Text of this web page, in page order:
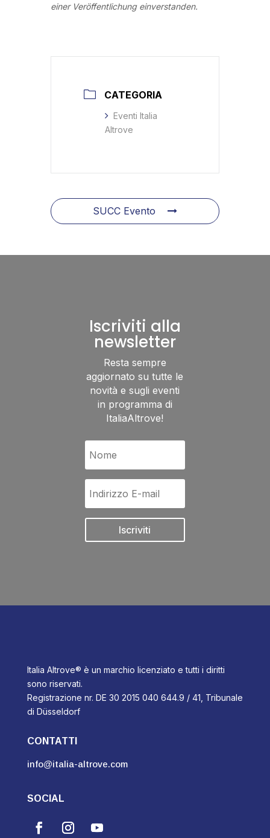
einer Veröffentlichung einverstanden.
CATEGORIA
Eventi Italia
Altrove
SUCC Evento
Iscriviti alla
newsletter
Resta sempre
aggiornato su tutte le
novità e sugli eventi
in programma di
ItaliaAltrove!
Iscriviti
Italia Altrove® è un marchio licenziato e tutti i diritti
sono riservati.
Registrazione nr. DE 30 2015 040 644.9 / 41, Tribunale
di Düsseldorf
CONTATTI
info@italia-altrove.com
SOCIAL